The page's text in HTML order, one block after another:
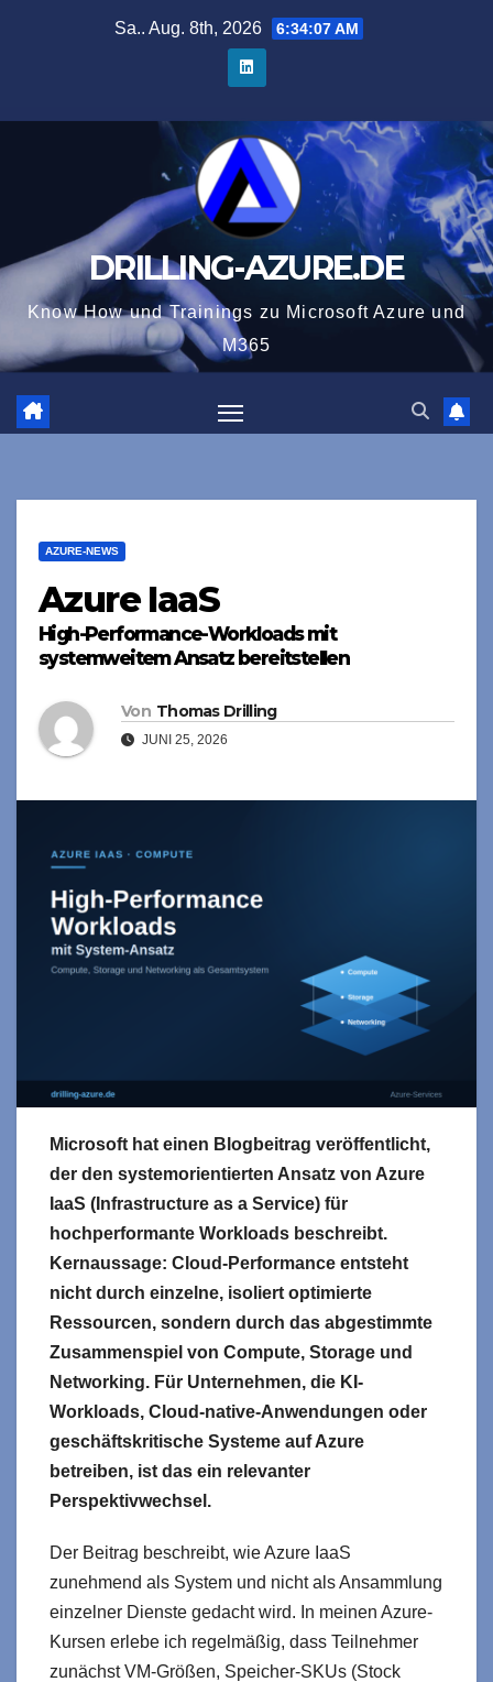
Sa.. Aug. 8th, 2026 6:34:09 AM
DRILLING-AZURE.DE
Know How und Trainings zu Microsoft Azure und
M365
AZURE-NEWS
Azure IaaS
High-Performance-Workloads mit
systemweitem Ansatz bereitstellen
Von Thomas Drilling
JUNI 25, 2026
Microsoft hat einen Blogbeitrag veröffentlicht,
der den systemorientierten Ansatz von Azure
IaaS (Infrastructure as a Service) für
hochperformante Workloads beschreibt.
Kernaussage: Cloud-Performance entsteht
nicht durch einzelne, isoliert optimierte
Ressourcen, sondern durch das abgestimmte
Zusammenspiel von Compute, Storage und
Networking. Für Unternehmen, die KI-
Workloads, Cloud-native-Anwendungen oder
geschäftskritische Systeme auf Azure
betreiben, ist das ein relevanter
Perspektivwechsel.
Der Beitrag beschreibt, wie Azure IaaS
zunehmend als System und nicht als Ansammlung
einzelner Dienste gedacht wird. In meinen Azure-
Kursen erlebe ich regelmäßig, dass Teilnehmer
zunächst VM-Größen, Speicher-SKUs (Stock